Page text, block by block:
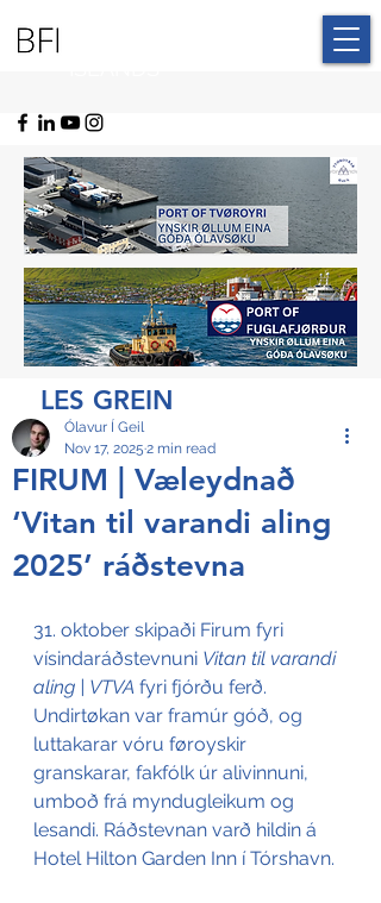
LES GREIN
FIRUM | Væleydnað
‘Vitan til varandi aling
2025’ ráðstevna
Ólavur Í Geil
Nov 17, 2025 2 min read
31. oktober skipaði Firum fyri
vísindaráðstevnuni Vitan til varandi
aling | VTVA fyri fjórðu ferð.
Undirtøkan var framúr góð, og
luttakarar vóru føroyskir
granskarar, fakfólk úr alivinnuni,
umboð frá myndugleikum og
lesandi. Ráðstevnan varð hildin á
Hotel Hilton Garden Inn í Tórshavn.